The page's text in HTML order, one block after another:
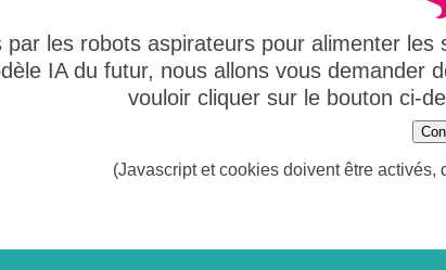
par les robots aspirateurs pour alimenter les
IA du futur, nous allons vous demander
vouloir cliquer sur le bouton ci-
(Javascript et cookies doivent être activés,